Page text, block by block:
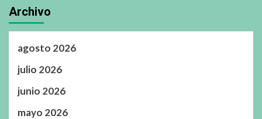
Archivo
agosto 2026
julio 2026
junio 2026
mayo 2026